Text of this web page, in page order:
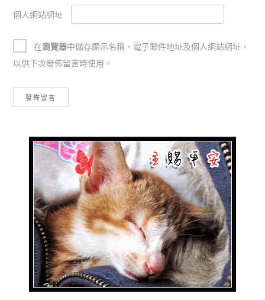
個人網站網址
在瀏覽器中儲存顯示名稱、電子郵件地址及個人網站網址，
以供下次發佈留言時使用。